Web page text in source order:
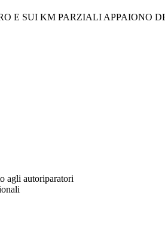
E SUI KM PARZIALI APPAIONO
agli autoriparatori